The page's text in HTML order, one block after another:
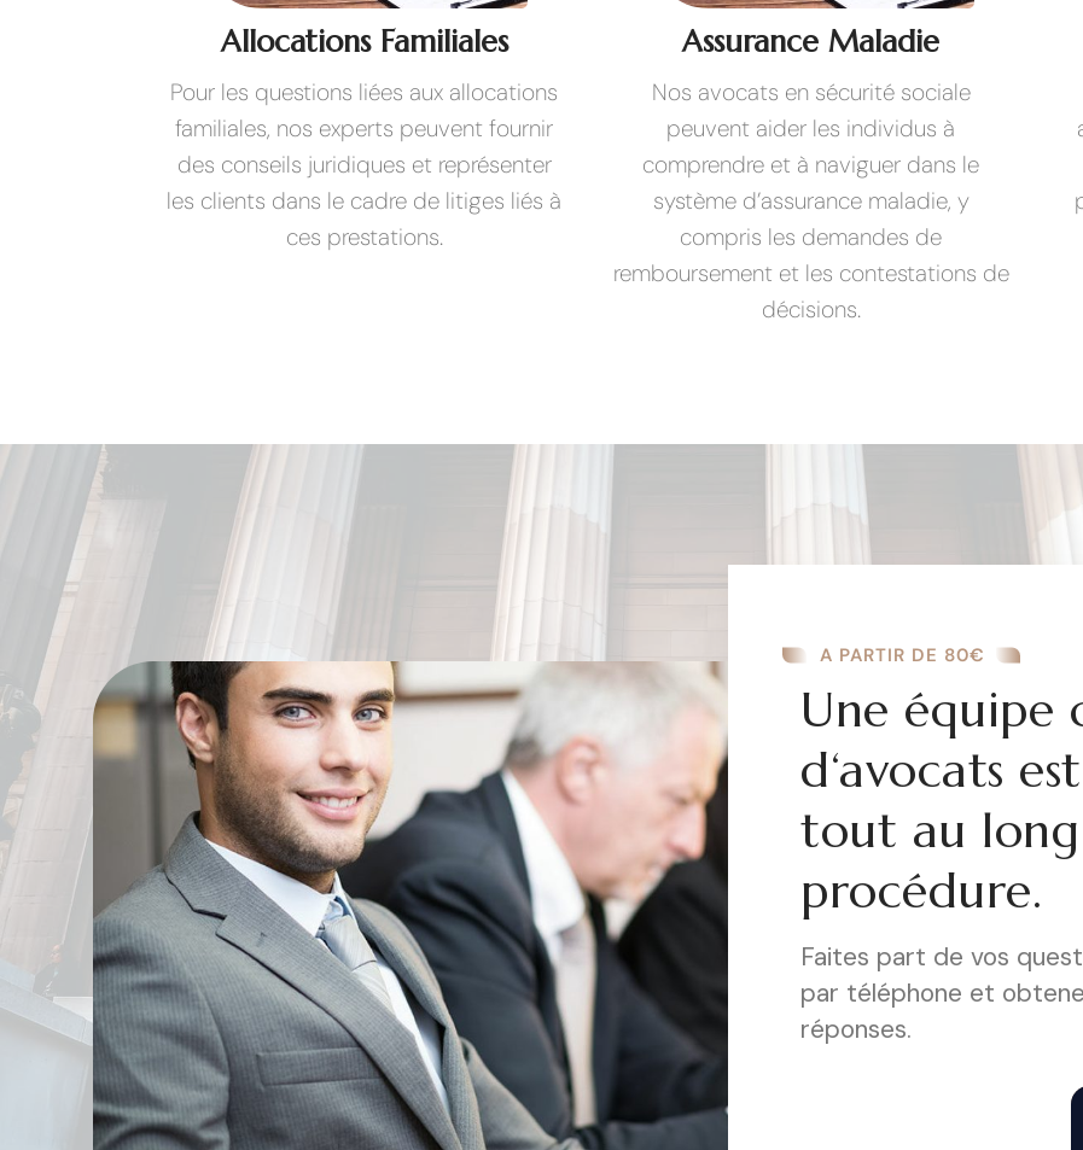
Allocations Familiales
Pour les questions liées aux allocations
familiales, nos experts peuvent fournir
des conseils juridiques et représenter
les clients dans le cadre de litiges liés à
ces prestations.
Assurance Maladie
Nos avocats en sécurité sociale
peuvent aider les individus à
comprendre et à naviguer dans le
système d’assurance maladie, y
compris les demandes de
remboursement et les contestations de
décisions.
A PARTIR DE 80€
Une équipe
d‘avocats
tout au
procédure.
Faites part de vos
par téléphone et
réponses.